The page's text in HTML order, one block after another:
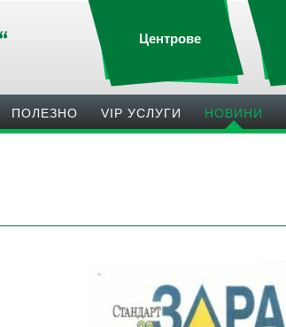
Центрове
ПОЛЕЗНO VIP УСЛУГИ НОВИНИ